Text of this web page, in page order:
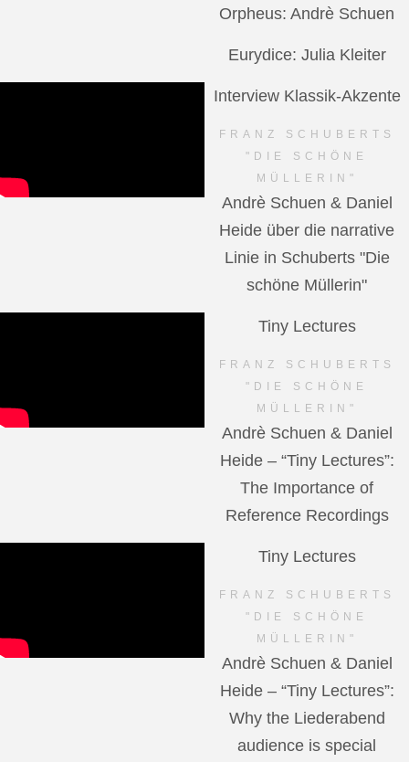
Orpheus: Andrè Schuen
Eurydice: Julia Kleiter
Interview Klassik-Akzente
FRANZ SCHUBERTS
"DIE SCHÖNE
MÜLLERIN"
Andrè Schuen & Daniel
Heide über die narrative
Linie in Schuberts "Die
schöne Müllerin"
Tiny Lectures
FRANZ SCHUBERTS
"DIE SCHÖNE
MÜLLERIN"
Andrè Schuen & Daniel
Heide – “Tiny Lectures”:
The Importance of
Reference Recordings
Tiny Lectures
FRANZ SCHUBERTS
"DIE SCHÖNE
MÜLLERIN"
Andrè Schuen & Daniel
Heide – “Tiny Lectures”:
Why the Liederabend
audience is special